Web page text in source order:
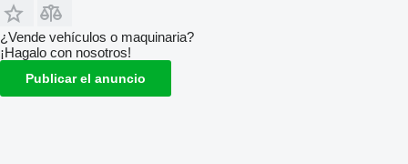
¿Vende vehículos o maquinaria?
¡Hagalo con nosotros!
Publicar el anuncio